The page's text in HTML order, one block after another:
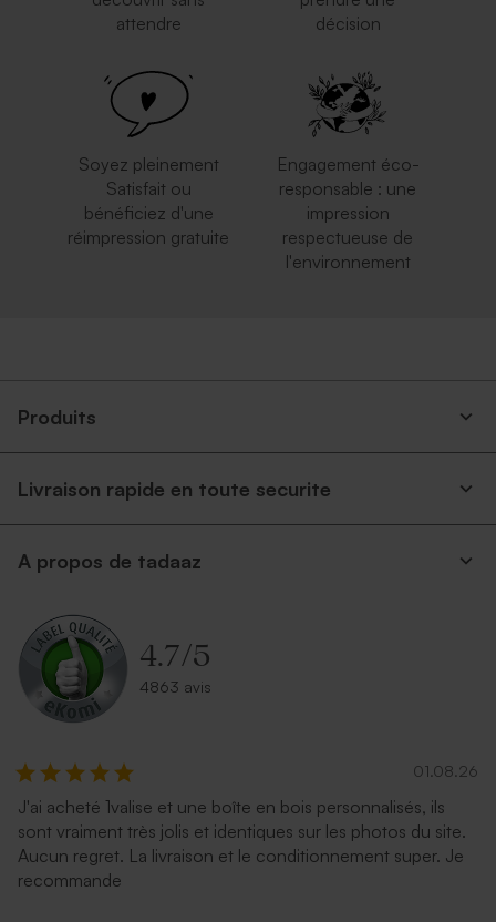
attendre
décision
Soyez pleinement
Satisfait ou
bénéficiez d'une
réimpression gratuite
Engagement éco-
responsable : une
impression
respectueuse de
l'environnement
Produits
Livraison rapide en toute securite
A propos de tadaaz
4.7/5
4863 avis
01.08.26
J'ai acheté 1valise et une boîte en bois personnalisés, ils
sont vraiment très jolis et identiques sur les photos du site.
Aucun regret. La livraison et le conditionnement super. Je
recommande